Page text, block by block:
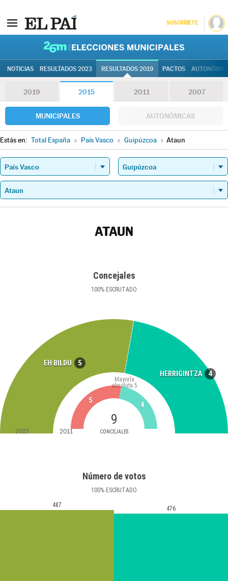
SUSCRÍBETE
NOTICIAS RESULTADOS 2023 RESULTADOS 2019 PACTOS
2019 2015 2011 2007
MUNICIPALES AUTONÓMICAS
Estás en: Total España » País Vasco » Guipúzcoa » Ataun
ATAUN
Concejales
100% ESCRUTADO
EH BILDU 5
HERRIGINTZA 4
9
CONCEJALES
Mayoría
absoluta 5
5
4
2015 2011
Número de votos
100% ESCRUTADO
487 476